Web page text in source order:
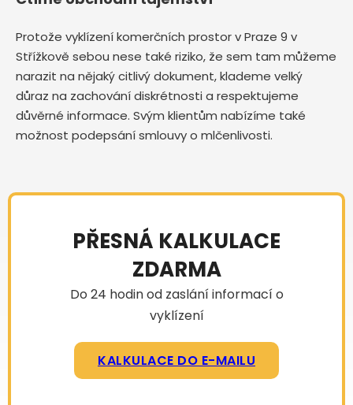
Protože vyklízení komerčních prostor v Praze 9 v
Střížkově sebou nese také riziko, že sem tam můžeme
narazit na nějaký citlivý dokument, klademe velký
důraz na zachování diskrétnosti a respektujeme
důvěrné informace. Svým klientům nabízíme také
možnost podepsání smlouvy o mlčenlivosti.
PŘESNÁ KALKULACE
ZDARMA
Do 24 hodin od zaslání informací o
vyklízení
KALKULACE DO E-MAILU